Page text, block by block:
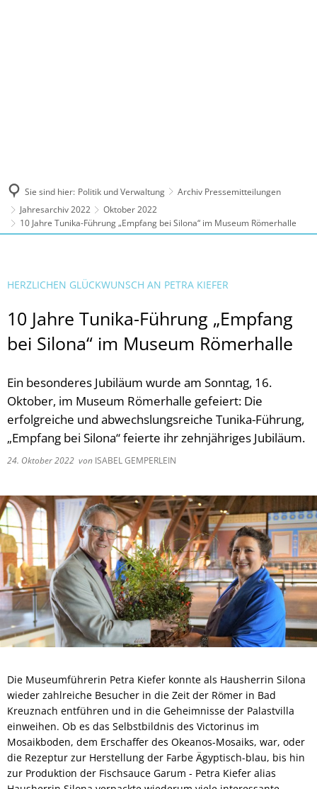
Sie sind hier: Politik und Verwaltung
Archiv Pressemitteilungen
Jahresarchiv 2022
Oktober 2022
10 Jahre Tunika-Führung „Empfang bei Silona“ im Museum Römerhalle
HERZLICHEN GLÜCKWUNSCH AN PETRA KIEFER
10 Jahre Tunika-Führung „Empfang
bei Silona“ im Museum Römerhalle
Ein besonderes Jubiläum wurde am Sonntag, 16.
Oktober, im Museum Römerhalle gefeiert: Die
erfolgreiche und abwechslungsreiche Tunika-Führung,
„Empfang bei Silona“ feierte ihr zehnjähriges Jubiläum.
24. Oktober 2022 von ISABEL GEMPERLEIN
Die Museumführerin Petra Kiefer konnte als Hausherrin Silona
wieder zahlreiche Besucher in die Zeit der Römer in Bad
Kreuznach entführen und in die Geheimnisse der Palastvilla
einweihen. Ob es das Selbstbildnis des Victorinus im
Mosaikboden, dem Erschaffer des Okeanos-Mosaiks, war, oder
die Rezeptur zur Herstellung der Farbe Ägyptisch-blau, bis hin
zur Produktion der Fischsauce Garum - Petra Kiefer alias